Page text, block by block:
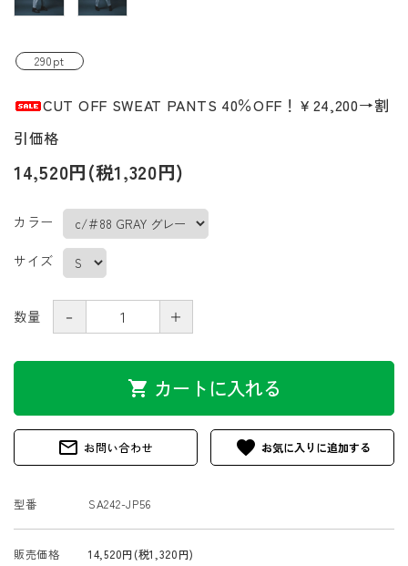
290pt
CUT OFF SWEAT PANTS 40％OFF！￥24,200→割
引価格
14,520円(税1,320円)
カラー
サイズ
数量 － ＋
shopping_cart カートに入れる
mail_outline お問い合わせ favorite
型番 SA242-JP56
販売価格 14,520円(税1,320円)